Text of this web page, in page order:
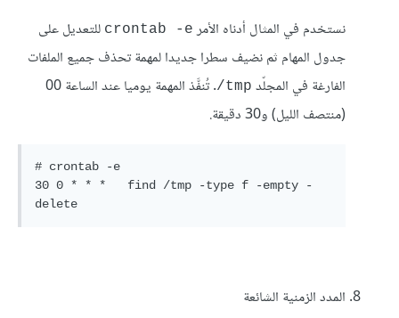
نستخدم في المثال أدناه الأمر crontab -e للتعديل على
جدول المهام ثم نضيف سطرا جديدا لمهمة تحذف جميع الملفات
الفارغة في المجلّد tmp/
. تُنفَّذ المهمة يوميا عند الساعة 00
(منتصف الليل) و30 دقيقة.
# crontab -e
30 0 * * *   find /tmp -type f -empty -
delete
المدد الزمنية الشائعة